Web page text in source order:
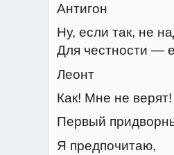
Антигон
Ну, если так, не
Для честности —
Леонт
Как! Мне не верят!
Первый
Я предпочитаю,